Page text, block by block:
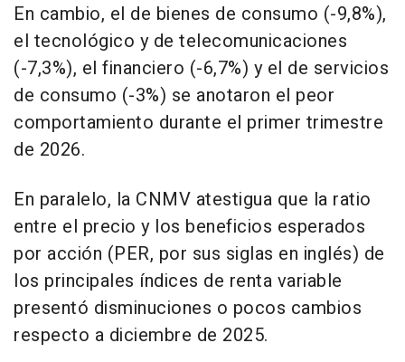
En cambio, el de bienes de consumo (-9,8%),
el tecnológico y de telecomunicaciones
(-7,3%), el financiero (-6,7%) y el de servicios
de consumo (-3%) se anotaron el peor
comportamiento durante el primer trimestre
de 2026.
En paralelo, la CNMV atestigua que la ratio
entre el precio y los beneficios esperados
por acción (PER, por sus siglas en inglés) de
los principales índices de renta variable
presentó disminuciones o pocos cambios
respecto a diciembre de 2025.